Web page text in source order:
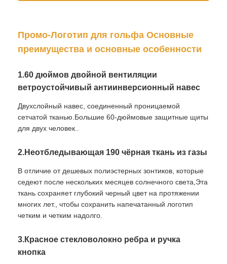
рекламные зонты
Автоматические открытые зонтики
Обратные зонтики
Древесные зонтики
Ультрафиолетоустойчивые зонты
Промо-Логотип для гольфа Основные
преимущества и основные особенности
1.60 дюймов двойной вентиляции
ветроустойчивый антиинверсионный навес
Двухслойный навес, соединенный проницаемой
сетчатой тканью.Большие 60-дюймовые защитные щиты
для двух человек..
2.Неотбледывающая 190 чёрная ткань из газы
В отличие от дешевых полиэстерных зонтиков, которые
седеют после нескольких месяцев солнечного света,Эта
ткань сохраняет глубокий черный цвет на протяжении
многих лет., чтобы сохранить напечатанный логотип
четким и четким надолго.
3.Красное стекловолокно ребра и ручка
кнопка